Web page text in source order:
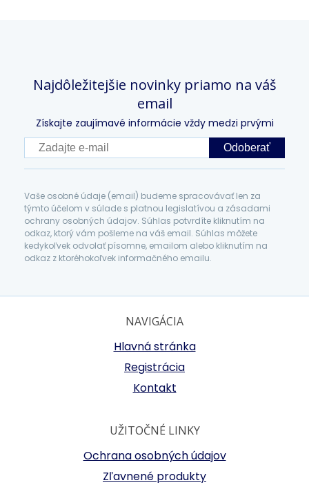
Najdôležitejšie novinky priamo na váš
email
Získajte zaujímavé informácie vždy medzi prvými
Odoberať
Vaše osobné údaje (email) budeme spracovávať len za
týmto účelom v súlade s platnou legislatívou a zásadami
ochrany osobných údajov. Súhlas potvrdíte kliknutím na
odkaz, ktorý vám pošleme na váš email. Súhlas môžete
kedykoľvek odvolať písomne, emailom alebo kliknutím na
odkaz z ktoréhokoľvek informačného emailu.
NAVIGÁCIA
Hlavná stránka
Registrácia
Kontakt
UŽITOČNÉ LINKY
Ochrana osobných údajov
Zľavnené produkty